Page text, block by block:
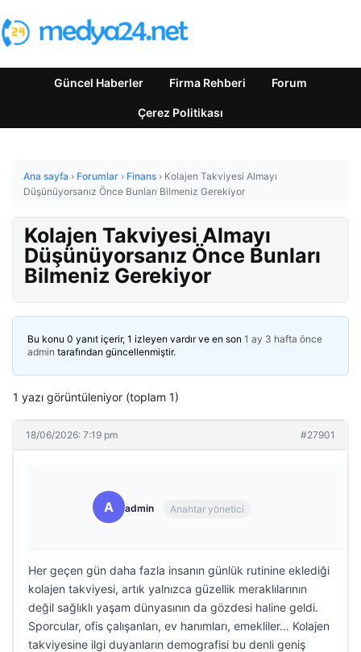
Güncel Haberler Firma Rehberi Forum
Çerez Politikası
Ana sayfa › Forumlar › Finans › Kolajen Takviyesi Almayı
Düşünüyorsanız Önce Bunları Bilmeniz Gerekiyor
Kolajen Takviyesi Almayı
Düşünüyorsanız Önce Bunları
Bilmeniz Gerekiyor
Bu konu 0 yanıt içerir, 1 izleyen vardır ve en son 1 ay 3 hafta önce
admin tarafından güncellenmiştir.
1 yazı görüntüleniyor (toplam 1)
18/06/2026: 7:19 pm #27901
A admin Anahtar yönetici
Her geçen gün daha fazla insanın günlük rutinine eklediği
kolajen takviyesi, artık yalnızca güzellik meraklılarının
değil sağlıklı yaşam dünyasının da gözdesi haline geldi.
Sporcular, ofis çalışanları, ev hanımları, emekliler… Kolajen
takviyesine ilgi duyanların demografisi bu denli geniş